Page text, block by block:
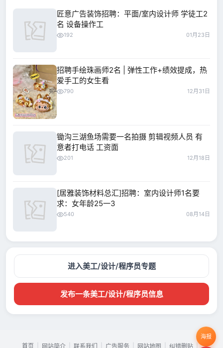
匠意广告装饰招聘：平面/室内设计师 学徒工2
名 设备操作工
192 01月23日
招聘手绘珠画师2名 | 弹性工作+绩效提成，热
爱手工的女生看
790 12月31日
锄沟三湖鱼场需要一名拍摄 剪辑视频人员 有
意者打电话 工资面
201 12月18日
[居雅装饰材料总汇]招聘：室内设计师1名要
求：女年龄25一3
540 08月14日
进入美工/设计/程序员专题
发布一条美工/设计/程序员信息
海报
首页 网站简介 联系我们 广告服务 网站地图 纠错删贴 |